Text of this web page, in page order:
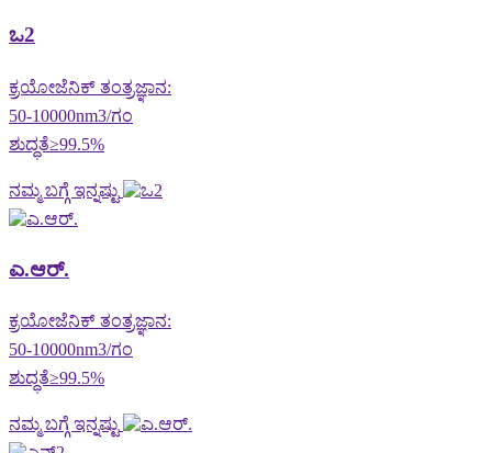
ಒ2
ಕ್ರಯೋಜೆನಿಕ್ ತಂತ್ರಜ್ಞಾನ:
50-10000nm3/ಗಂ
ಶುದ್ಧತೆ≥99.5%
ನಮ್ಮ ಬಗ್ಗೆ ಇನ್ನಷ್ಟು
ಎ.ಆರ್.
ಕ್ರಯೋಜೆನಿಕ್ ತಂತ್ರಜ್ಞಾನ:
50-10000nm3/ಗಂ
ಶುದ್ಧತೆ≥99.5%
ನಮ್ಮ ಬಗ್ಗೆ ಇನ್ನಷ್ಟು